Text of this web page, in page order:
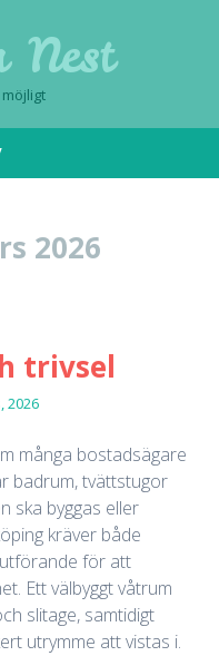
Nest
2026
trivsel
2026
många bostadsägare
badrum, tvättstugor
ska byggas eller
kräver både
för att
Ett välbyggt våtrum
slitage, samtidigt
utrymme att vistas i.